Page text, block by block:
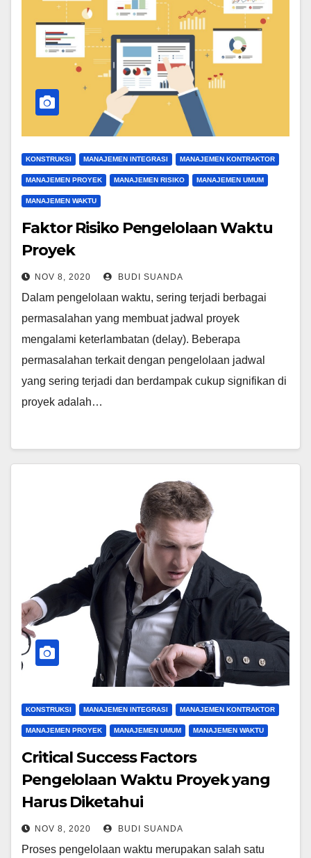
KONSTRUKSI MANAJEMEN INTEGRASI MANAJEMEN KONTRAKTOR
MANAJEMEN PROYEK MANAJEMEN RISIKO MANAJEMEN UMUM
MANAJEMEN WAKTU
Faktor Risiko Pengelolaan Waktu
Proyek
NOV 8, 2020 BUDI SUANDA
Dalam pengelolaan waktu, sering terjadi berbagai
permasalahan yang membuat jadwal proyek
mengalami keterlambatan (delay). Beberapa
permasalahan terkait dengan pengelolaan jadwal
yang sering terjadi dan berdampak cukup signifikan di
proyek adalah…
KONSTRUKSI MANAJEMEN INTEGRASI MANAJEMEN KONTRAKTOR
MANAJEMEN PROYEK MANAJEMEN UMUM MANAJEMEN WAKTU
Critical Success Factors
Pengelolaan Waktu Proyek yang
Harus Diketahui
NOV 8, 2020 BUDI SUANDA
Proses pengelolaan waktu merupakan salah satu